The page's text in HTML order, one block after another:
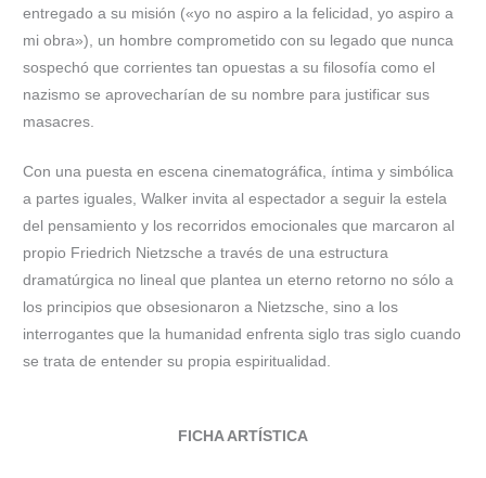
entregado a su misión («yo no aspiro a la felicidad, yo aspiro a
mi obra»), un hombre comprometido con su legado que nunca
sospechó que corrientes tan opuestas a su filosofía como el
nazismo se aprovecharían de su nombre para justificar sus
masacres.
Con una puesta en escena cinematográfica, íntima y simbólica
a partes iguales, Walker invita al espectador a seguir la estela
del pensamiento y los recorridos emocionales que marcaron al
propio Friedrich Nietzsche a través de una estructura
dramatúrgica no lineal que plantea un eterno retorno no sólo a
los principios que obsesionaron a Nietzsche, sino a los
interrogantes que la humanidad enfrenta siglo tras siglo cuando
se trata de entender su propia espiritualidad.
FICHA ARTÍSTICA